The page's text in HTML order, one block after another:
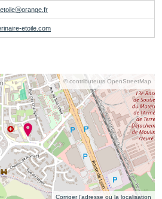
etoile.com
© contributeurs OpenStreetMap
Corriger l’adresse ou la localisation